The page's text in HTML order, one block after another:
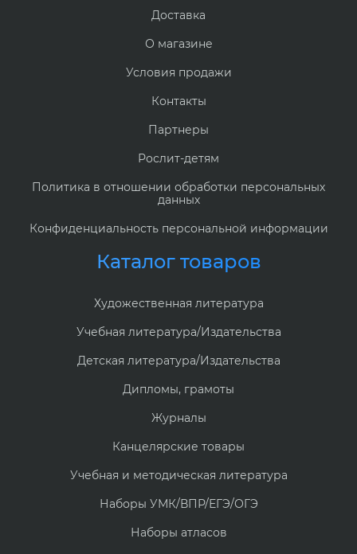
Доставка
О магазине
Условия продажи
Контакты
Партнеры
Рослит-детям
Политика в отношении обработки персональных
данных
Конфиденциальность персональной информации
Каталог товаров
Художественная литература
Учебная литература/Издательства
Детская литература/Издательства
Дипломы, грамоты
Журналы
Канцелярские товары
Учебная и методическая литература
Наборы УМК/ВПР/ЕГЭ/ОГЭ
Наборы атласов